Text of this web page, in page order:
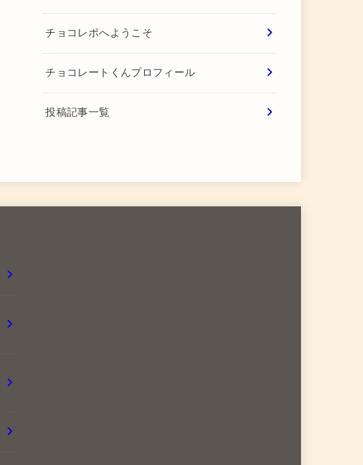
チョコレポへようこそ
チョコレートくんプロフィール
投稿記事一覧